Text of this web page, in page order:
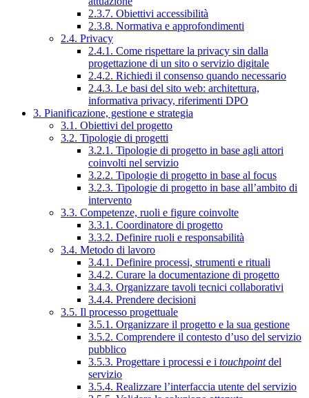
2.3.7. Obiettivi accessibilità
2.3.8. Normativa e approfondimenti
2.4. Privacy
2.4.1. Come rispettare la privacy sin dalla
progettazione di un sito o servizio digitale
2.4.2. Richiedi il consenso quando necessario
2.4.3. Le basi del sito web: architettura,
informativa privacy, riferimenti DPO
3. Pianificazione, gestione e strategia
3.1. Obiettivi del progetto
3.2. Tipologie di progetti
3.2.1. Tipologie di progetto in base agli attori
coinvolti nel servizio
3.2.2. Tipologie di progetto in base al focus
3.2.3. Tipologie di progetto in base all’ambito di
intervento
3.3. Competenze, ruoli e figure coinvolte
3.3.1. Coordinatore di progetto
3.3.2. Definire ruoli e responsabilità
3.4. Metodo di lavoro
3.4.1. Definire processi, strumenti e rituali
3.4.2. Curare la documentazione di progetto
3.4.3. Organizzare tavoli tecnici collaborativi
3.4.4. Prendere decisioni
3.5. Il processo progettuale
3.5.1. Organizzare il progetto e la sua gestione
3.5.2. Comprendere il contesto d’uso del servizio
pubblico
3.5.3. Progettare i processi e i touchpointdel
servizio
3.5.4. Realizzare l’interfaccia utente del servizio